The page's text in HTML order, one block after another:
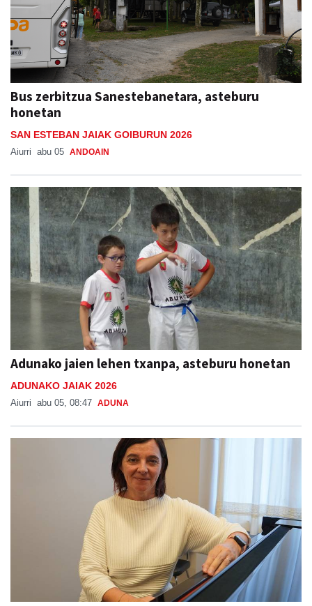
Bus zerbitzua Sanestebanetara, asteburu
honetan
SAN ESTEBAN JAIAK GOIBURUN 2026
Aiurri abu 05 ANDOAIN
Adunako jaien lehen txanpa, asteburu honetan
ADUNAKO JAIAK 2026
Aiurri abu 05, 08:47 ADUNA